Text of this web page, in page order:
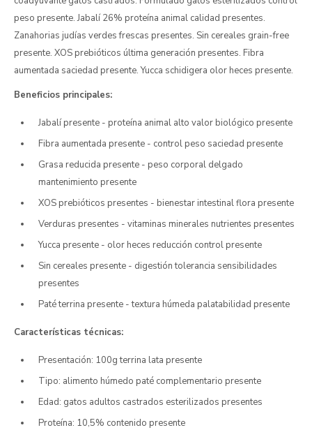
peso presente. Jabalí 26% proteína animal calidad presentes.
Zanahorias judías verdes frescas presentes. Sin cereales grain-free
presente. XOS prebióticos última generación presentes. Fibra
aumentada saciedad presente. Yucca schidigera olor heces presente.
Beneficios principales:
Jabalí presente - proteína animal alto valor biológico presente
Fibra aumentada presente - control peso saciedad presente
Grasa reducida presente - peso corporal delgado
mantenimiento presente
XOS prebióticos presentes - bienestar intestinal flora presente
Verduras presentes - vitaminas minerales nutrientes presentes
Yucca presente - olor heces reducción control presente
Sin cereales presente - digestión tolerancia sensibilidades
presentes
Paté terrina presente - textura húmeda palatabilidad presente
Características técnicas:
Presentación: 100g terrina lata presente
Tipo: alimento húmedo paté complementario presente
Edad: gatos adultos castrados esterilizados presentes
Proteína: 10,5% contenido presente